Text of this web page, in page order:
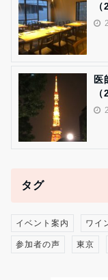
医
タグ
イベント案内 ワイ
参加者の声 東京